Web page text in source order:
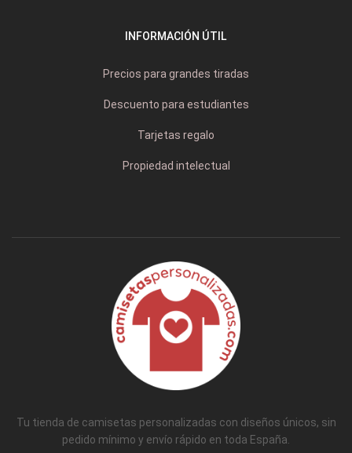
INFORMACIÓN ÚTIL
Precios para grandes tiradas
Descuento para estudiantes
Tarjetas regalo
Propiedad intelectual
Tu tienda de camisetas personalizadas con diseños únicos, sin
pedido mínimo y envío rápido en toda España.